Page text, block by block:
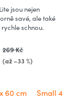
269 Kč
(až –33 %)
jsou nejen
savé, ale také
schnou.
60 cm Small